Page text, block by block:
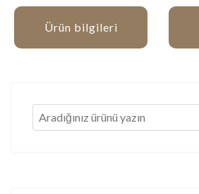
Ürün bilgileri